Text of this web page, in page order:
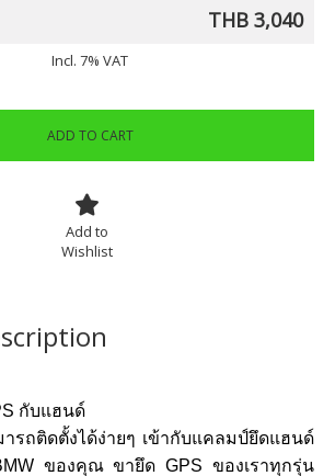
THB 3,040
Incl. 7% VAT
ADD TO CART
Add to
Wishlist
กับแฮนด์
รถติดตั้งได้ง่ายๆ เข้ากับแคลมป์ยึดแฮนด์
ของคุณ ขายึด GPS ของเราทุกรุ่น